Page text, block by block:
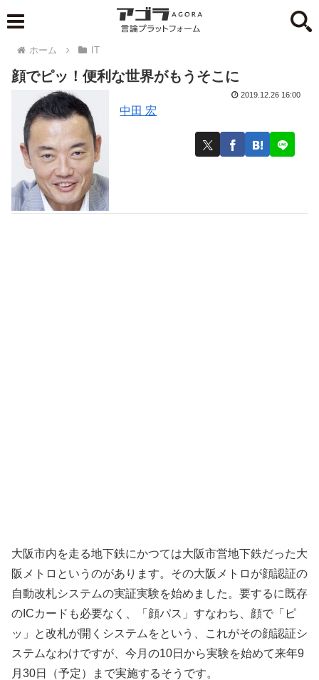
ホーム IT
顔でピッ！便利な世界がもうそこに
中田 宏
2019.12.26 16:00
大阪市内を走る地下鉄にかつては大阪市営地下鉄だった大
阪メトロというのがあります。その大阪メトロが顔認証の
自動改札システムの実証実験を始めました。要するに既存
のICカードも必要なく、「顔パス」すなわち、顔で「ピ
ッ」と改札が開くシステムをという、これがその顔認証シ
ステムなわけですが、今月の10日から実験を始めて来年9
月30日（予定）まで実施するそうです。